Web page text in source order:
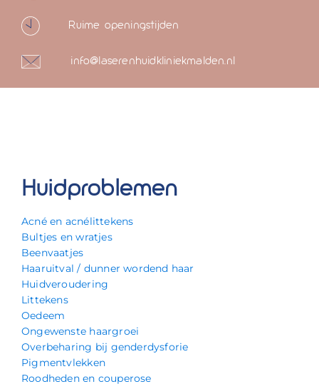
Ruime openingstijden
info@laserenhuidkliniekmalden.nl
Huidproblemen
Acné en acnélittekens
Bultjes en wratjes
Beenvaatjes
Haaruitval / dunner wordend haar
Huidveroudering
Littekens
Oedeem
Ongewenste haargroei
Overbeharing bij genderdysforie
Pigmentvlekken
Roodheden en couperose